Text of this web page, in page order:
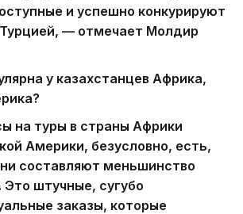
и успешно конкурируют
— отмечает Молдир
у казахстанцев Африка,
на туры в страны Африки
Америки, безусловно, есть,
составляют меньшинство
Это штучные, сугубо
заказы, которые